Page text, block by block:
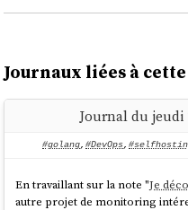
Journaux liées à
Journal du jeudi
#golang, #DevOps,
En travaillant sur la note "Je
autre projet de monitoring